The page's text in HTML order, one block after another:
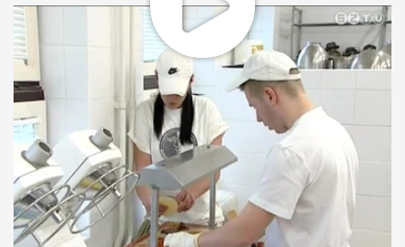
A diákok többsége, kiváló eredményeinek köszönhetően,
részben vagy teljesen, mentesült a szakmai vizsga alól.
Édes az élet Pohl Zsófia és Varga Ádám számára. A diákok
nemrég megnyerték az egyik legrangosabb, mezőgazdasági
és élelmiszeripari iskolák tanulóinak megrendezett,
tudományos diákköri versenyt, a Csapó Dániel
Emlékversenyt. A csokoládé történetéről, a praline és
bonbonok világáról, a csokoládé élettani hatásairól írtak
dolgozatot és saját kísérletükben 3 féle bonbont állítottak
elő.